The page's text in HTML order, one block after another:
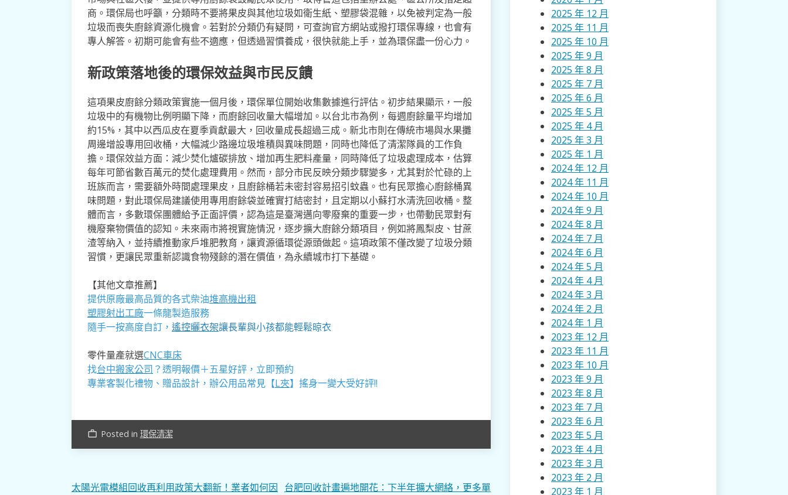
商。環保局也呼籲，分類時不要將果皮與其他垃圾如衛生紙、塑膠袋混雜，以免被判定為一般
垃圾而喪失廚餘資源化機會。若對於分類仍有疑問，可查詢官方網站或撥打環保專線，也會有
專人解答。初期可能會有些不適應，但透過習慣養成，很快就能上手，並為環保盡一份心力。
新政策落地後的環保效益與市民反饋
這項果皮廚餘分類政策實施一個月後，環保單位開始收集數據進行評估。初步結果顯示，一般
垃圾中的有機物比例明顯下降，而廚餘回收量大幅增加。以台北市為例，每週廚餘量平均增加
約15%，其中以西瓜皮在夏季貢獻最大，回收量成長超過三成。新北市則在傳統市場與水果攤
周邊增設專用回收桶，大幅減少路邊垃圾堆積與異味問題，同時也降低了清潔隊員的工作負
擔。環保效益方面：減少焚化爐碳排放、增加再生肥料產量，同時降低了垃圾處理成本，估算
每年可節省數百萬元的焚化處理費用。然而，部分市民反映分類步驟變多，尤其對於忙碌的上
班族而言，需要額外時間處理果皮，且廚餘桶若未密封容易招引蚊蟲。也有民眾擔心廚餘桶異
味問題，對此環保局建議使用專用廚餘袋並確實打結密封，且定期以小蘇打水清洗回收桶。整
體而言，多數環保團體給予正面評價，認為這是臺灣邁向零廢棄的重要一步，也帶動民眾對有
機廢棄物價值的認知。未來兩市將視實施情況，逐步擴大廚餘分類項目，例如將鳳梨皮、甘蔗
渣等納入，並持續推動家戶堆肥教育，讓資源循環從源頭做起。這項政策不僅改變了垃圾分類
習慣，更讓民眾重新認識食物殘餘的潛在價值，為永續城市打下基礎。
【其他文章推薦】
提供原廠最高品質的各式柴油堆高機出租
塑膠射出工廠一條龍製造服務
隨手一按高度自訂， 遙控曬衣架讓長輩與小孩都能輕鬆晾衣
零件量產就選CNC車床
找台中搬家公司 ？透明報價＋五星好評，立即預約
專業客製化禮物、贈品設計，辦公用品常見【L夾】搖身一變大受好評!!
work_outline Posted in 環保清潔
文
太陽光電模組回收再利用政策大翻新！業者如何因 台肥回收計畫遍地開花：下半年擴大網絡，更多單
2025 年 12 月
2025 年 11 月
2025 年 10 月
2025 年 9 月
2025 年 8 月
2025 年 7 月
2025 年 6 月
2025 年 5 月
2025 年 4 月
2025 年 3 月
2025 年 1 月
2024 年 12 月
2024 年 11 月
2024 年 10 月
2024 年 9 月
2024 年 8 月
2024 年 7 月
2024 年 6 月
2024 年 5 月
2024 年 4 月
2024 年 3 月
2024 年 2 月
2024 年 1 月
2023 年 12 月
2023 年 11 月
2023 年 10 月
2023 年 9 月
2023 年 8 月
2023 年 7 月
2023 年 6 月
2023 年 5 月
2023 年 4 月
2023 年 3 月
2023 年 2 月
2023 年 1 月